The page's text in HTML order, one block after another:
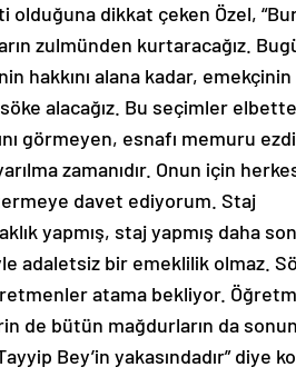
dikkat çeken Özel,
zulmünden kurtaracağız.
hakkını alana kadar, emekçinin
söke alacağız. Bu seçimler
görmeyen, esnafı memuru
zamanıdır. Onun için
davet ediyorum. Staj
yapmış, staj yapmış daha
adaletsiz bir emeklilik olmaz.
atama bekliyor.
de bütün mağdurların da
Bey’in yakasındadır” diye